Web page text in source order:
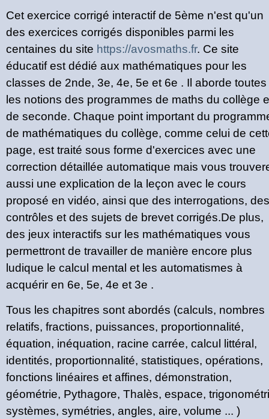
Cet exercice corrigé interactif de 5ème n'est qu'un
des exercices corrigés disponibles parmi les
centaines du site https://avosmaths.fr. Ce site
éducatif est dédié aux mathématiques pour les
classes de 2nde, 3e, 4e, 5e et 6e . Il aborde toutes
les notions des programmes de maths du collège
de seconde. Chaque point important du
de mathématiques du collège, comme celui de
page, est traité sous forme d'exercices avec une
correction détaillée automatique mais vous
aussi une explication de la leçon avec le cours
proposé en vidéo, ainsi que des interrogations, des
contrôles et des sujets de brevet corrigés.De plus,
des jeux interactifs sur les mathématiques vous
permettront de travailler de manière encore plus
ludique le calcul mental et les automatismes à
acquérir en 6e, 5e, 4e et 3e .
Tous les chapitres sont abordés (calculs, nombres
relatifs, fractions, puissances, proportionnalité,
équation, inéquation, racine carrée, calcul littéral,
identités, proportionnalité, statistiques, opérations,
fonctions linéaires et affines, démonstration,
géométrie, Pythagore, Thalès, espace,
systèmes, symétries, angles, aire, volume ... )